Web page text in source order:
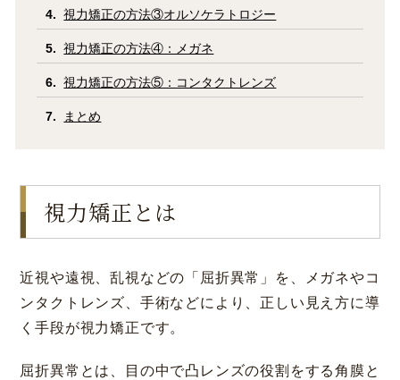
視力矯正の方法③オルソケラトロジー
視力矯正の方法④：メガネ
視力矯正の方法⑤：コンタクトレンズ
まとめ
視力矯正とは
近視や遠視、乱視などの「屈折異常」を、メガネやコ
ンタクトレンズ、手術などにより、正しい見え方に導
く手段が視力矯正です。
屈折異常とは、目の中で凸レンズの役割をする角膜と